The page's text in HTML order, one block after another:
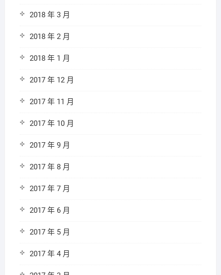
2018 年 3 月
2018 年 2 月
2018 年 1 月
2017 年 12 月
2017 年 11 月
2017 年 10 月
2017 年 9 月
2017 年 8 月
2017 年 7 月
2017 年 6 月
2017 年 5 月
2017 年 4 月